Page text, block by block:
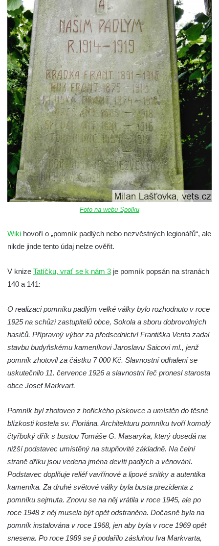
Pomník obětem válek v Mirošovicích
Hrob vojáků Rudé armády na hřbitově v
Račicích
Hrob Jiřího Dovhomilji na hřbitově v
Račicích
Hrob Antonína Medáčka na hřbitově v
Račicích
Hrob Josefa Moravce a Miroslava Moravce
na hřbitově v Dobříni
Pomník obětem válek na hřbitově v Dobříni
Pomník obětem 1. světové války v Lužici
Kenotaf Josefa Matese na hřbitově v Lužici
Pamětní deska Giuseppe Capella na
hřbitově v Lužici
Kenotaf Emila Miksche na hřbitově v Lužici
Kenotaf Antonína Krause na hřbitově v
Lužici
v Kozlech
Pamětní deska pochodu smrti v Saupsdorfu
Walthera von der Vogelweide v Duchcově
Pomník obětem válek v Jeníkově
Pamětní deska obětem 1. světové války na
kapli Panny Marie v Lahošti
Mikulášovicích
Pomník obětem bombardování 8. 5. 1945 v
ulici U Plovárny ve Frýdlantu
Socha Nepokořený v parku Rumburské
vzpoury v Rumburku
Pamětní deska obětem holokaustu u
židovského hřbitova v Kovanicích
Pamětní deska legionářům na Obecním
Foto na webu Spolku
Wiki hovoří o „pomník padlých nebo nezvěstných legionářů“, ale
nikde jinde tento údaj nelze ověřit.
V knize Tatíčku, vrať se k nám 3 je pomník popsán na stranách
140 a 141:
O realizaci pomníku padlým velké války bylo rozhodnuto v roce
1925 na schůzi zastupitelů obce, Sokola a sboru dobrovolných
hasičů. Přípravný výbor za předsednictví Františka Venta zadal
stavbu budyňskému kameníkovi Jaroslavu Saicovi ml., jenž
pomník zhotovil za částku 7 000 Kč. Slavnostní odhalení se
uskutečnilo 11. července 1926 a slavnostní řeč pronesl starosta
obce Josef Markvart.
Pomník byl zhotoven z hořického pískovce a umístěn do těsné
blízkosti kostela sv. Floriána. Architekturu pomníku tvoří komolý
čtyřboký dřík s bustou Tomáše G. Masaryka, který dosedá na
nižší podstavec umístěný na stupňovité základně. Na čelní
straně dříku jsou vedena jména devíti padlých a věnování.
Podstavec doplňuje reliéf vavřínové a lipové snítky a autentika
kameníka. Za druhé světové války byla busta prezidenta z
pomníku sejmuta. Znovu se na něj vrátila v roce 1945, ale po
roce 1948 z něj musela být opět odstraněna. Dočasně byla na
pomník instalována v roce 1968, jen aby byla v roce 1969 opět
snesena. Po roce 1989 se ji podařilo zásluhou Iva Markvarta,